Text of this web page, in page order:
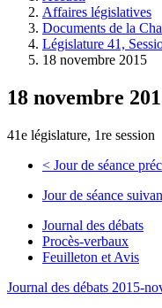
Affaires législatives
Documents de la
Législature 41,
18 novembre 2015
18 novembre
41e législature, 1re session
< Jour de séance
Jour de séance
Journal des débats
Procès-verbaux
Feuilleton et Avis
Journal des débats 2015-